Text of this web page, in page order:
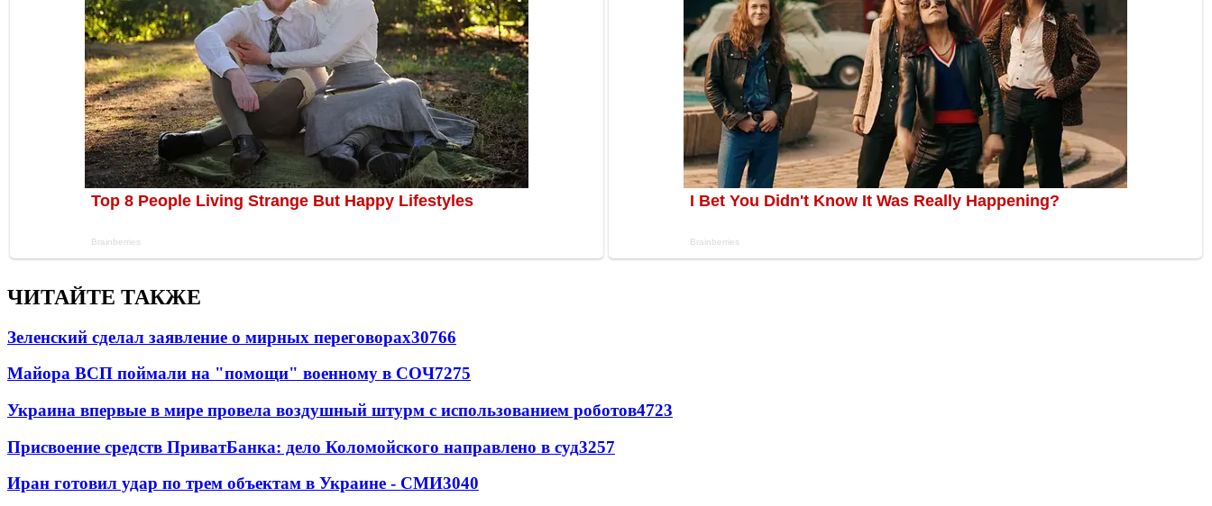
ЧИТАЙТЕ ТАКЖЕ
Зеленский сделал заявление о мирных переговорах30766
Майора ВСП поймали на "помощи" военному в СОЧ7275
Украина впервые в мире провела воздушный штурм с использованием роботов4723
Присвоение средств ПриватБанка: дело Коломойского направлено в суд3257
Иран готовил удар по трем объектам в Украине - СМИ3040